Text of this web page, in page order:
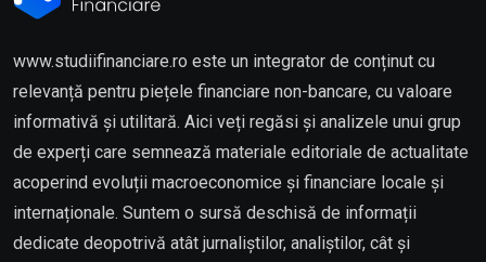
www.studiifinanciare.ro este un integrator de conținut cu
relevanță pentru piețele financiare non-bancare, cu valoare
informativă și utilitară. Aici veți regăsi și analizele unui grup
de experți care semnează materiale editoriale de actualitate
acoperind evoluții macroeconomice și financiare locale și
internaționale. Suntem o sursă deschisă de informații
dedicate deopotrivă atât jurnaliștilor, analiștilor, cât și